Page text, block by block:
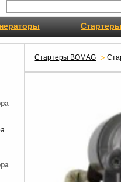
Стартеры
Стартеры BOMAG